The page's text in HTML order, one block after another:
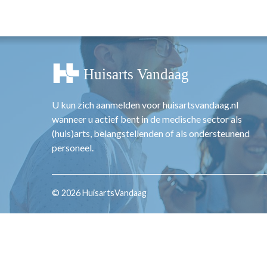
TARIEVEN
VPHUISARTSEN
MEDISCHE
INLOGGEN
REGISTRATIE
U kun zich aanmelden voor huisartsvandaag.nl
wanneer u actief bent in de medische sector als
(huis)arts, belangstellenden of als ondersteunend
personeel.
© 2026 HuisartsVandaag